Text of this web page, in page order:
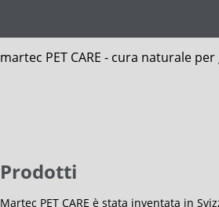
martec PET CARE - cura naturale per
Prodotti
Martec PET CARE è stata inventata in